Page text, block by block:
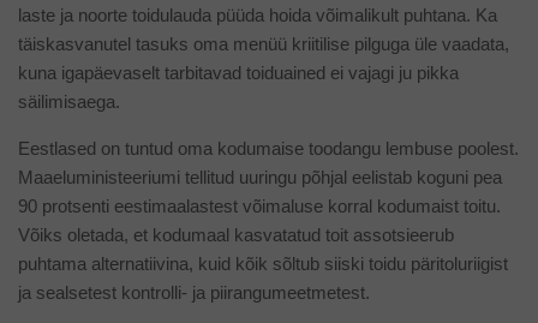
laste ja noorte toidulauda püüda hoida võimalikult puhtana. Ka
täiskasvanutel tasuks oma menüü kriitilise pilguga üle vaadata,
kuna igapäevaselt tarbitavad toiduained ei vajagi ju pikka
säilimisaega.
Eestlased on tuntud oma kodumaise toodangu lembuse poolest.
Maaeluministeeriumi tellitud uuringu põhjal eelistab koguni pea
90 protsenti eestimaalastest võimaluse korral kodumaist toitu.
Võiks oletada, et kodumaal kasvatatud toit assotsieerub
puhtama alternatiivina, kuid kõik sõltub siiski toidu päritoluriigist
ja sealsetest kontrolli- ja piirangumeetmetest.